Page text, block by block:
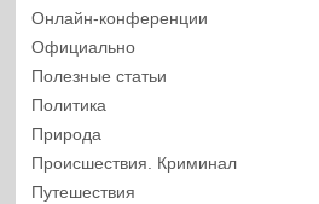
Онлайн-конференции
Официально
Полезные статьи
Политика
Природа
Происшествия. Криминал
Путешествия